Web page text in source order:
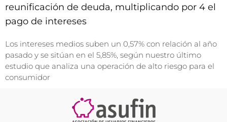
reunificación de deuda, multiplicando por 4 el
pago de intereses
Los intereses medios suben un 0,57% con relación al año
pasado y se sitúan en el 5,85%, según nuestro último
estudio que analiza una operación de alto riesgo para el
consumidor